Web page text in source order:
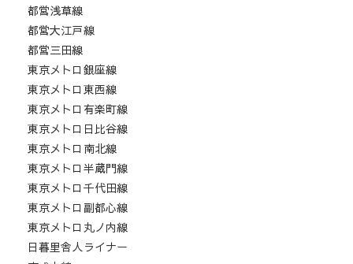
都営浅草線
都営大江戸線
都営三田線
東京メトロ銀座線
東京メトロ東西線
東京メトロ有楽町線
東京メトロ日比谷線
東京メトロ南北線
東京メトロ半蔵門線
東京メトロ千代田線
東京メトロ副都心線
東京メトロ丸ノ内線
日暮里舎人ライナー